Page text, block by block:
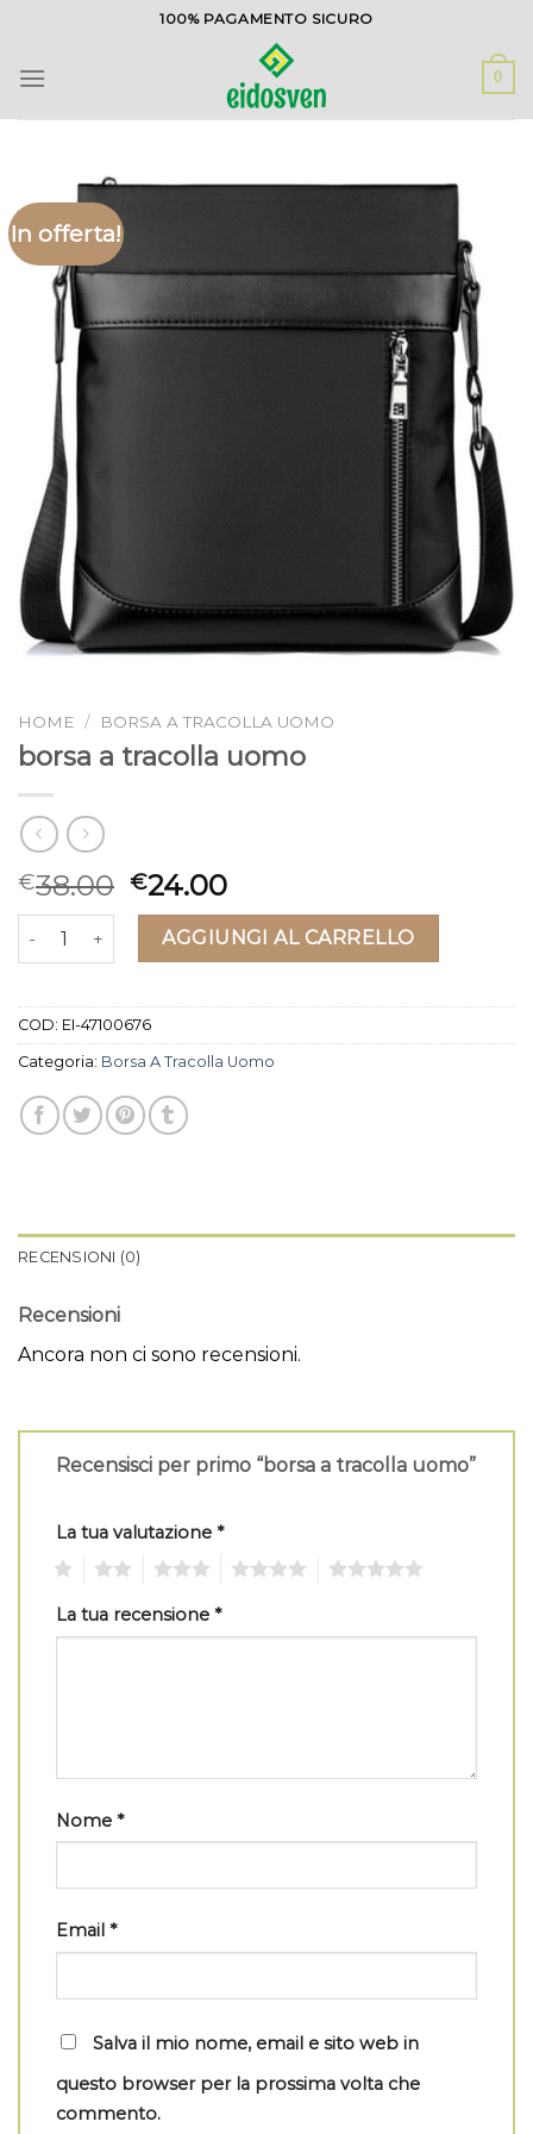
contenuti
100% PAGAMENTO SICURO
0
In offerta!
HOME / BORSA A TRACOLLA UOMO
borsa a tracolla uomo
€38.00 €24.00
borsa a tracolla uomo quantitàAGGIUNGI AL CARRELLO
COD: EI-47100676
Categoria: Borsa A Tracolla Uomo
RECENSIONI (0)
Recensioni
Ancora non ci sono recensioni.
Recensisci per primo “borsa a tracolla uomo”
La tua valutazione *
La tua recensione *
Nome *
Email *
Salva il mio nome, email e sito web in
questo browser per la prossima volta che
commento.